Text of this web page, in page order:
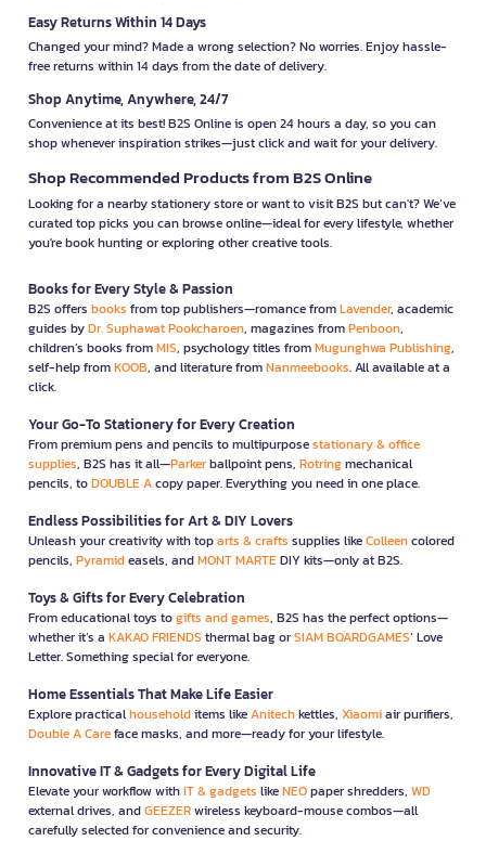
Easy Returns Within 14 Days
Changed your mind? Made a wrong selection? No worries. Enjoy hassle-
free returns within 14 days from the date of delivery.
Shop Anytime, Anywhere, 24/7
Convenience at its best! B2S Online is open 24 hours a day, so you can
shop whenever inspiration strikes—just click and wait for your delivery.
Shop Recommended Products from B2S Online
Looking for a nearby stationery store or want to visit B2S but can't? We’ve
curated top picks you can browse online—ideal for every lifestyle, whether
you're book hunting or exploring other creative tools.
Books for Every Style & Passion
B2S offers books from top publishers—romance fromLavender, academic
guides byDr. Suphawat Pookcharoen, magazines fromPenboon,
children’s books fromMIS, psychology titles fromMugunghwa Publishing,
self-help fromKOOB, and literature fromNanmeebooks. All available at a
click.
Your Go-To Stationery for Every Creation
From premium pens and pencils to multipurposestationary & office
supplies, B2S has it all—Parkerballpoint pens, Rotringmechanical
pencils, toDOUBLE Acopy paper. Everything you need in one place.
Endless Possibilities for Art & DIY Lovers
Unleash your creativity with toparts & crafts supplies likeColleencolored
pencils, Pyramideasels, andMONT MARTEDIY kits—only at B2S.
Toys & Gifts for Every Celebration
From educational toys togifts and games, B2S has the perfect options—
whether it’s a KAKAO FRIENDS thermal bag orSIAM BOARDGAMES’ Love
Letter. Something special for everyone.
Home Essentials That Make Life Easier
Explore practicalhouseholditems likeAnitechkettles, Xiaomiair purifiers,
Double A Careface masks, and more—ready for your lifestyle.
Innovative IT & Gadgets for Every Digital Life
Elevate your workflow withIT & gadgets likeNEOpaper shredders, WD
external drives, andGEEZERwireless keyboard-mouse combos—all
carefully selected for convenience and security.